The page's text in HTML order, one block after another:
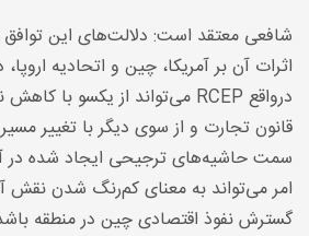
شافعی معتقد است: دلالت‌های این توافق
اثرات آن بر آمریکا، چین و اتحادیه
درواقع RCEP می‌تواند از یکسو با
قانون تجارت و از سوی دیگر با تغییر
سمت حاشیه‌های ترجیحی ایجاد شده در
امر می‌تواند به معنای کم‌رنگ شدن نقش
گسترش نفوذ اقتصادی چین در منطقه